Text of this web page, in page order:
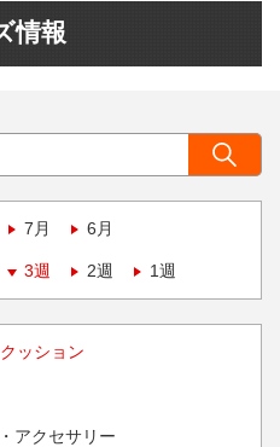
情報
7月 6月
3週 2週 1週
ッション
アクセサリー